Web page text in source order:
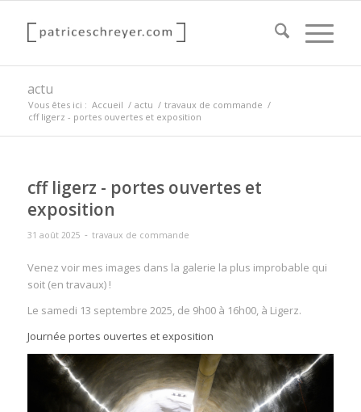
actu
Vous êtes ici : Accueil / actu / travaux de commande /
cff ligerz - portes ouvertes et exposition
cff ligerz - portes ouvertes et
exposition
31 août 2025 - travaux de commande
Venez voir mes images dans la galerie la plus improbable qui
soit (en travaux) !
Le samedi 13 septembre 2025, de 9h00 à 16h00, à Ligerz.
Journée portes ouvertes et exposition